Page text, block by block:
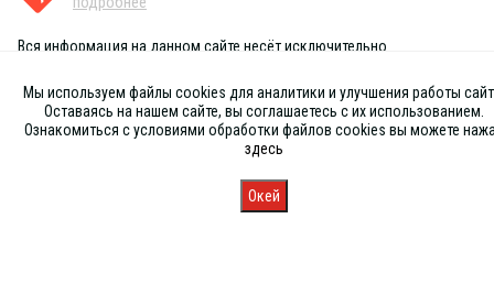
Вся информация на данном сайте несёт исключительно
публичной офертой, определяемой положениями Статьи 437 (2) ГК
РФ
Запись
Мы используем файлы cookies для аналитики и улучшения работы
Оставаясь на нашем сайте, вы соглашаетесь с их использованием.
Ознакомиться с условиями обработки файлов cookies вы можете
здесь
Окей